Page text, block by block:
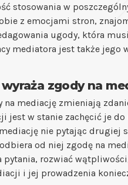
stosowania w
z emocjami stron,
ugody, która
mediatora jest także jego
zgody na
na mediację zmieniają
w stanie zachęcić je do
nie pytając drugiej
od niej zgodę na
rozwiać
i jej prowadzenia